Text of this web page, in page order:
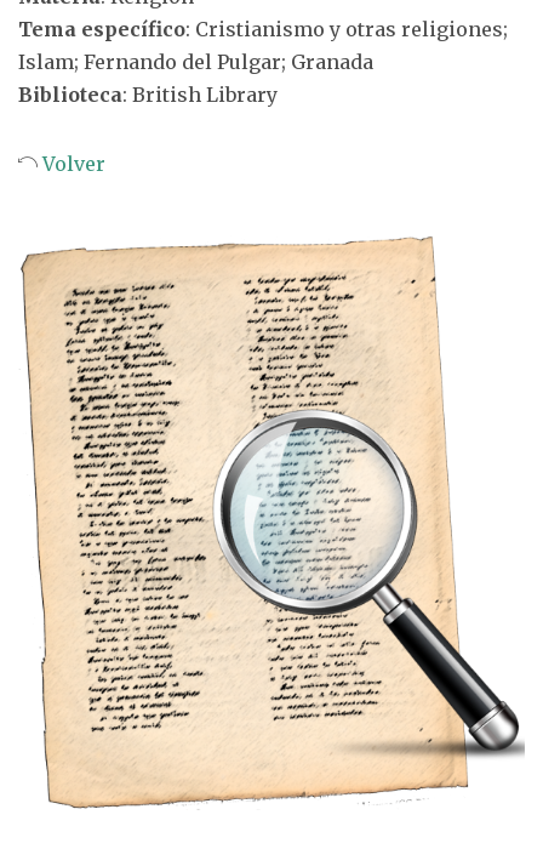
Tema específico: Cristianismo y otras religiones;
Islam; Fernando del Pulgar; Granada
Biblioteca: British Library
Volver